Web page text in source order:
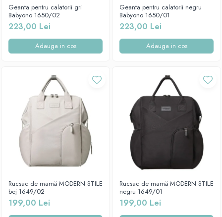
Olite tip scaunel simple
Reductoare antiderapante
Reductoare moi
Seturi cadite 92 cm
Seturi cadite anatomice
Suporti anatomici plastic
Suporti anatomici textili
Suporti metalici cadite
Mese de infasat pliabile
Mese de infasat Ultra Light 50x70
cm
Patuturi pliabile
Tampoane postnatale
Tampoane si protectii silicon
pentru san
Geanta pentru calatorii gri
Babyono 1650/02
223,00 Lei
Adauga in cos
Geanta pentru calatorii negru
Babyono 1650/01
223,00 Lei
Adauga in cos
Rucsac de mamă MODERN STILE
bej 1649/02
199,00 Lei
Rucsac de mamă MODERN STILE
negru 1649/01
199,00 Lei